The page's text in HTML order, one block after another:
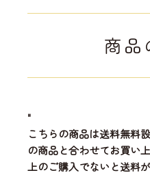
商品
"
こちらの商品は送料無料
の商品と合わせてお買い
上のご購入でないと送料